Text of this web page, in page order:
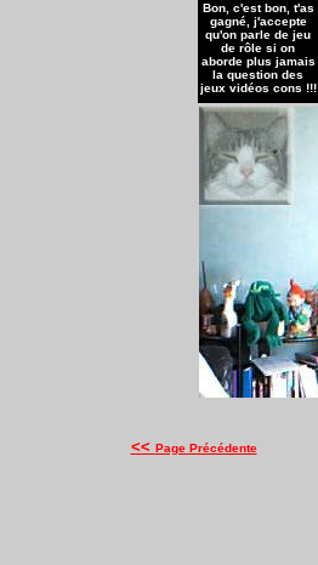
Bon, c'est bon, t'as
gagné, j'accepte
qu'on parle de jeu
de rôle si on
aborde plus jamais
la question des
jeux vidéos cons !!!
<< Page Précédente